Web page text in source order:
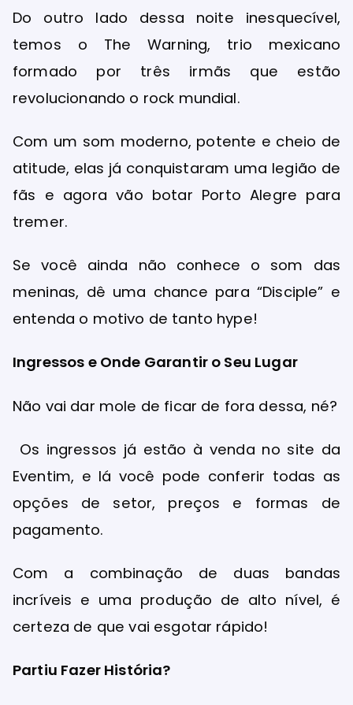
Do outro lado dessa noite inesquecível,
temos o The Warning, trio mexicano
formado por três irmãs que estão
revolucionando o rock mundial.
Com um som moderno, potente e cheio de
atitude, elas já conquistaram uma legião de
fãs e agora vão botar Porto Alegre para
tremer.
Se você ainda não conhece o som das
meninas, dê uma chance para “Disciple” e
entenda o motivo de tanto hype!
Ingressos e Onde Garantir o Seu Lugar
Não vai dar mole de ficar de fora dessa, né?
Os ingressos já estão à venda no site da
Eventim, e lá você pode conferir todas as
opções de setor, preços e formas de
pagamento.
Com a combinação de duas bandas
incríveis e uma produção de alto nível, é
certeza de que vai esgotar rápido!
Partiu Fazer História?